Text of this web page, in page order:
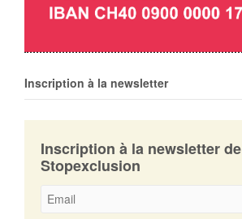
Inscription à la newsletter
Inscription à la newsletter de
Stopexclusion